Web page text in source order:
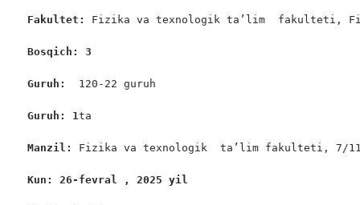
Fakultet: Fizika va texnologik ta’lim  fakulteti,
Bosqich: 3
Guruh: 120-22 guruh
Guruh: 1ta
Manzil: Fizika va texnologik  ta’lim fakulteti, 7/
Kun: 26-fevral , 2025 yil